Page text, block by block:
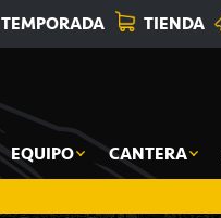
TEMPORADA TIENDA
EQUIPO CANTERA